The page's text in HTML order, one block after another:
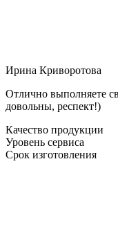
Ирина Криворотова
Отлично выполняете
довольны, респект!)
Качество продукции
Уровень сервиса
Срок изготовления